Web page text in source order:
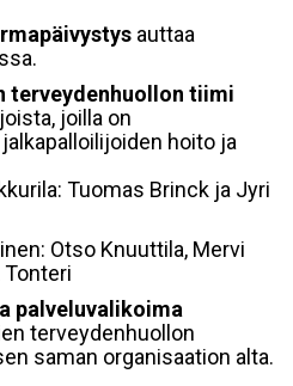
auttaa
terveydenhuollon tiimi
joilla on
hoito ja
Tuomas Brinck ja Jyri
Otso Knuuttila, Mervi
Tonteri
palveluvalikoima
terveydenhuollon
saman organisaation alta.